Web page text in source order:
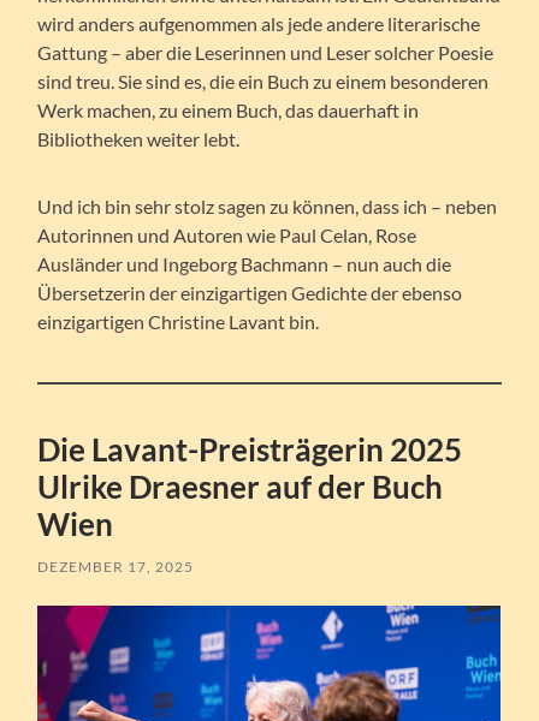
wird anders aufgenommen als jede andere literarische
Gattung – aber die Leserinnen und Leser solcher Poesie
sind treu. Sie sind es, die ein Buch zu einem besonderen
Werk machen, zu einem Buch, das dauerhaft in
Bibliotheken weiter lebt.
Und ich bin sehr stolz sagen zu können, dass ich – neben
Autorinnen und Autoren wie Paul Celan, Rose
Ausländer und Ingeborg Bachmann – nun auch die
Übersetzerin der einzigartigen Gedichte der ebenso
einzigartigen Christine Lavant bin.
Die Lavant-Preisträgerin 2025
Ulrike Draesner auf der Buch
Wien
DEZEMBER 17, 2025